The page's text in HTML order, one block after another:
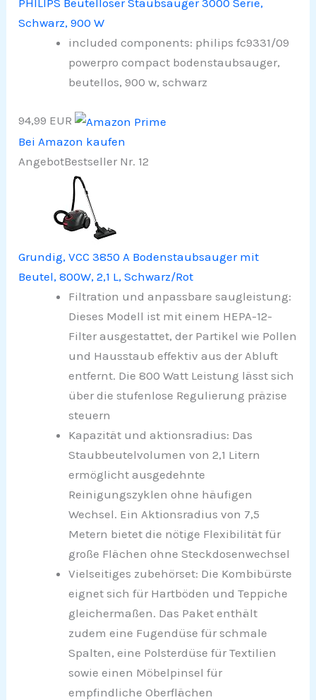
PHILIPS Beutelloser Staubsauger 3000 Serie,
Schwarz, 900 W
included components: philips fc9331/09
powerpro compact bodenstaubsauger,
beutellos, 900 w, schwarz
94,99 EUR
Bei Amazon kaufen
AngebotBestseller Nr. 12
Grundig, VCC 3850 A Bodenstaubsauger mit
Beutel, 800W, 2,1 L, Schwarz/Rot
Filtration und anpassbare saugleistung:
Dieses Modell ist mit einem HEPA-12-
Filter ausgestattet, der Partikel wie Pollen
und Hausstaub effektiv aus der Abluft
entfernt. Die 800 Watt Leistung lässt sich
über die stufenlose Regulierung präzise
steuern
Kapazität und aktionsradius: Das
Staubbeutelvolumen von 2,1 Litern
ermöglicht ausgedehnte
Reinigungszyklen ohne häufigen
Wechsel. Ein Aktionsradius von 7,5
Metern bietet die nötige Flexibilität für
große Flächen ohne Steckdosenwechsel
Vielseitiges zubehörset: Die Kombibürste
eignet sich für Hartböden und Teppiche
gleichermaßen. Das Paket enthält
zudem eine Fugendüse für schmale
Spalten, eine Polsterdüse für Textilien
sowie einen Möbelpinsel für
empfindliche Oberflächen